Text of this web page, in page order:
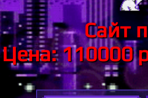
Сайт
Цена: 110000